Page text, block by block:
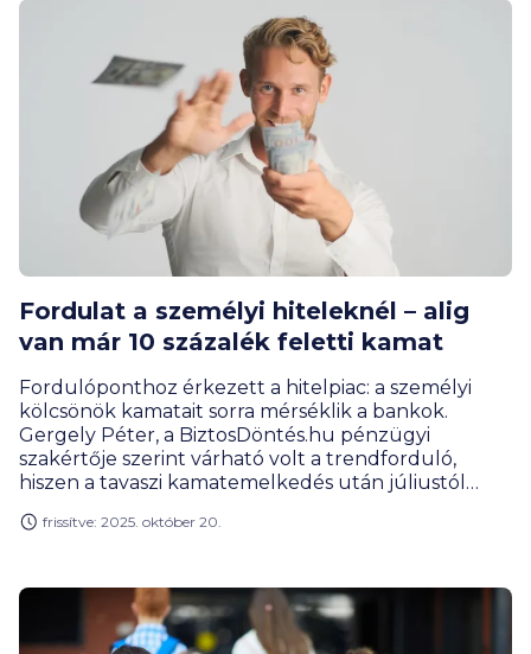
Fordulat a személyi hiteleknél – alig
van már 10 százalék feletti kamat
Fordulóponthoz érkezett a hitelpiac: a személyi
kölcsönök kamatait sorra mérséklik a bankok.
Gergely Péter, a BiztosDöntés.hu pénzügyi
szakértője szerint várható volt a trendforduló,
hiszen a tavaszi kamatemelkedés után júliustól
minden nagybank 10 százalék körüli kamattal
frissítve: 2025. október 20.